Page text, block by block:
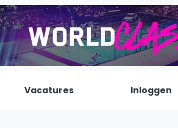
Vacatures Inloggen